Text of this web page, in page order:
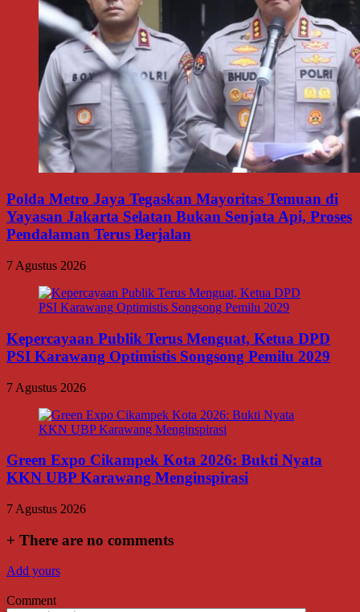
Polda Metro Jaya Tegaskan Mayoritas Temuan di
Yayasan Jakarta Selatan Bukan Senjata Api, Proses
Pendalaman Terus Berjalan
7 Agustus 2026
Kepercayaan Publik Terus Menguat, Ketua DPD
PSI Karawang Optimistis Songsong Pemilu 2029
7 Agustus 2026
Green Expo Cikampek Kota 2026: Bukti Nyata
KKN UBP Karawang Menginspirasi
7 Agustus 2026
+ There are no comments
Add yours
Comment